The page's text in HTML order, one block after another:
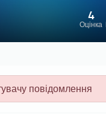
Оцінка
4
повідомлення